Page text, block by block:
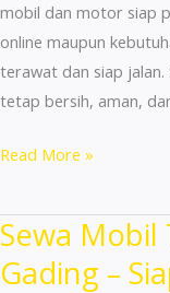
mobil dan motor siap
online maupun
terawat dan siap
tetap bersih, aman,
Sewa
Terdekat
Tanjung
Priok
Read More »
Sewa
Gading –